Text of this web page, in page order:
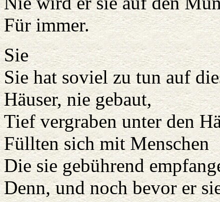
Für immer.
Sie
Sie hat soviel zu tun auf
Häuser, nie gebaut,
Tief vergraben unter den
Füllten sich mit Menschen
Die sie gebührend
Denn, und noch bevor er